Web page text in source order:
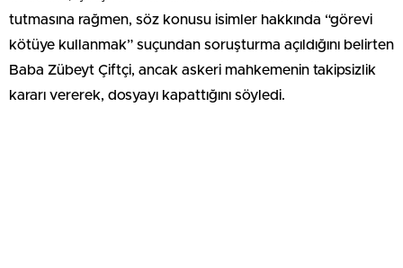
tutmasına rağmen, söz konusu isimler hakkında “görevi
kötüye kullanmak” suçundan soruşturma açıldığını belirten
Baba Zübeyt Çiftçi, ancak askeri mahkemenin takipsizlik
kararı vererek, dosyayı kapattığını söyledi.